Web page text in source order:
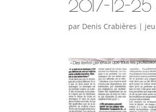
2017-12-25
par Denis Crabières |